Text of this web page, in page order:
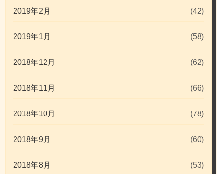
2019年2月 (42)
2019年1月 (58)
2018年12月 (62)
2018年11月 (66)
2018年10月 (78)
2018年9月 (60)
2018年8月 (53)